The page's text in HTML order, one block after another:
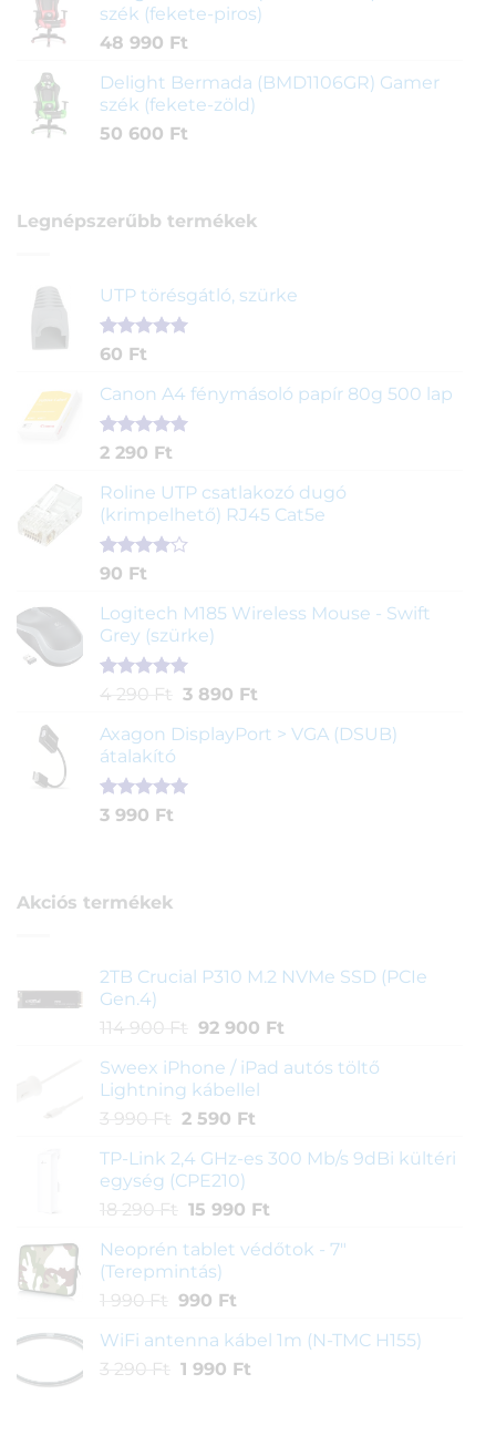
szék (fekete-piros)
48 990 Ft
Delight Bermada (BMD1106GR) Gamer
szék (fekete-zöld)
50 600 Ft
Legnépszerűbb termékek
UTP törésgátló, szürke
Értékelés
ből,
1
értékelés
alapján
60 Ft
Canon A4 fénymásoló papír 80g 500 lap
Értékelés
ből,
2
értékelés
alapján
2 290 Ft
Roline UTP csatlakozó dugó
(krimpelhető) RJ45 Cat5e
Értékelés
5-ből,
2
értékelés
alapján
90 Ft
Logitech M185 Wireless Mouse - Swift
Grey (szürke)
Értékelés
ből,
1
értékelés
alapján
4 290 Ft Original
was:
290 Ft.
3 890 FtCurrent
is:
Axagon DisplayPort > VGA (DSUB)
átalakító
Értékelés
1
3 990 Ft
Akciós termékek
2TB Crucial P310 M.2 NVMe SSD (PCIe
Gen.4)
114 900 Ft
Original
was:
114
900 Ft.
92 900 FtCurrent
is:
Sweex iPhone / iPad autós töltő
Lightning kábellel
3 990 Ft
Original
was:
3
990 Ft.
2 590 FtCurrent
is:
590 Ft.
TP-Link 2,4 GHz-es 300 Mb/s 9dBi kültéri
egység (CPE210)
18 290 Ft
Original
was:
18
290 Ft.
15 990 FtCurrent
is:
Neoprén tablet védőtok - 7"
(Terepmintás)
1 990 Ft
Original
was:
1
990 FtCurrent
is:
990 Ft.
WiFi antenna kábel 1m (N-TMC H155)
3 290 Ft
Original
1 990 FtCurrent